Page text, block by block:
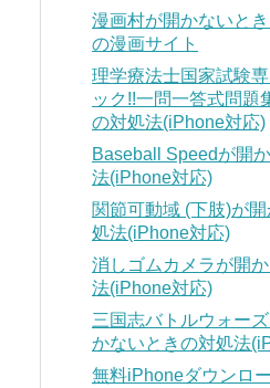
漫画村が開かないと
の漫画サイト
理学療法士国家試験
ック!!一問一答式問題
の対処法(iPhone対応)
Baseball Speedが開
法(iPhone対応)
関節可動域 (下肢)が
処法(iPhone対応)
消しゴムカメラが開
法(iPhone対応)
三国志バトルウォー
かないときの対処法
無料iPhoneダウンロ